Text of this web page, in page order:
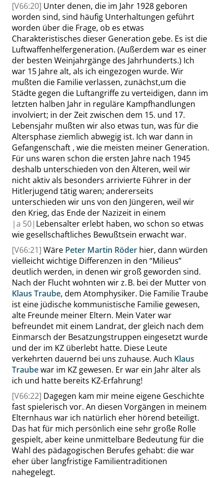
[V66:20] Unter denen, die im Jahr 1928 geboren
worden sind, sind häufig Unterhaltungen geführt
worden über die Frage, ob es etwas
Charakteristisches dieser Generation gebe. Es ist die
Luftwaffenhelfergeneration. (Außerdem war es einer
der besten Weinjahrgänge des Jahrhunderts.) Ich
war 15 Jahre alt, als ich eingezogen wurde. Wir
mußten die Familie verlassen, zunächst,um die
Städte gegen die Luftangriffe zu verteidigen, dann im
letzten halben Jahr in reguläre Kampfhandlungen
involviert; in der Zeit zwischen dem 15. und 17.
Lebensjahr mußten wir also etwas tun, was für die
Altersphase ziemlich abwegig ist. Ich war dann in
Gefangenschaft , wie die meisten meiner Generation.
Für uns waren schon die ersten Jahre nach 1945
deshalb unterschieden von den Älteren, weil wir
nicht aktiv als besonders arrivierte Führer in der
Hitlerjugend tätig waren; andererseits
unterschieden wir uns von den Jüngeren, weil wir
den Krieg, das Ende der Nazizeit in einem
|a 50| Lebensalter erlebt haben, wo schon so etwas
wie gesellschaftliches Bewußtsein erwacht war.
[V66:21] Wäre Peter Martin Röder hier, dann würden
vielleicht wichtige Differenzen in den “Milieus”
deutlich werden, in denen wir groß geworden sind.
Nach der Flucht wohnten wirz. B. bei der Mutter von
Klaus Traube, dem Atomphysiker. Die Familie Traube
ist eine jüdische kommunistische Familie gewesen,
alte Freunde meiner Eltern. Mein Vater war
befreundet mit einem Landrat, der gleich nach dem
Einmarsch der Besatzungstruppen eingesetzt wurde
und der im KZ überlebt hatte. Diese Leute
verkehrten dauernd bei uns zuhause. Auch Klaus
Traubewar im KZ gewesen. Er war ein Jahr älter als
ich und hatte bereits KZ-Erfahrung!
[V66:22] Dagegen kam mir meine eigene Geschichte
fast spielerisch vor. An diesen Vorgängen in meinem
Elternhaus war ich natürlich eher hörend beteiligt.
Das hat für mich persönlich eine sehr große Rolle
gespielt, aber keine unmittelbare Bedeutung für die
Wahl des pädagogischen Berufes gehabt: die war
eher über langfristige Familientraditionen
nahegelegt.